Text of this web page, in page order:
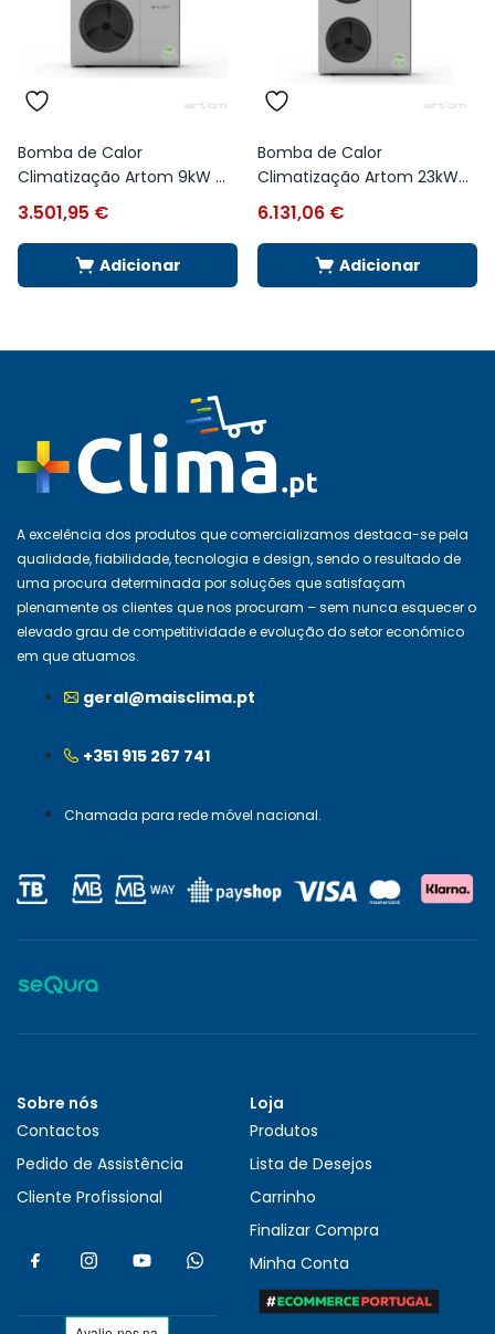
Bomba de Calor
Climatização Artom 9kW ...
3.501,95 €
Adicionar
Bomba de Calor
Climatização Artom 23kW...
6.131,06 €
Adicionar
A excelência dos produtos que comercializamos destaca-se pela
qualidade, fiabilidade, tecnologia e design, sendo o resultado de
uma procura determinada por soluções que satisfaçam
plenamente os clientes que nos procuram – sem nunca esquecer o
elevado grau de competitividade e evolução do setor económico
em que atuamos.
geral@maisclima.pt
+351 915 267 741
Chamada para rede móvel nacional.
Sobre nós
Contactos
Pedido de Assistência
Cliente Profissional
Loja
Produtos
Lista de Desejos
Carrinho
Finalizar Compra
Minha Conta